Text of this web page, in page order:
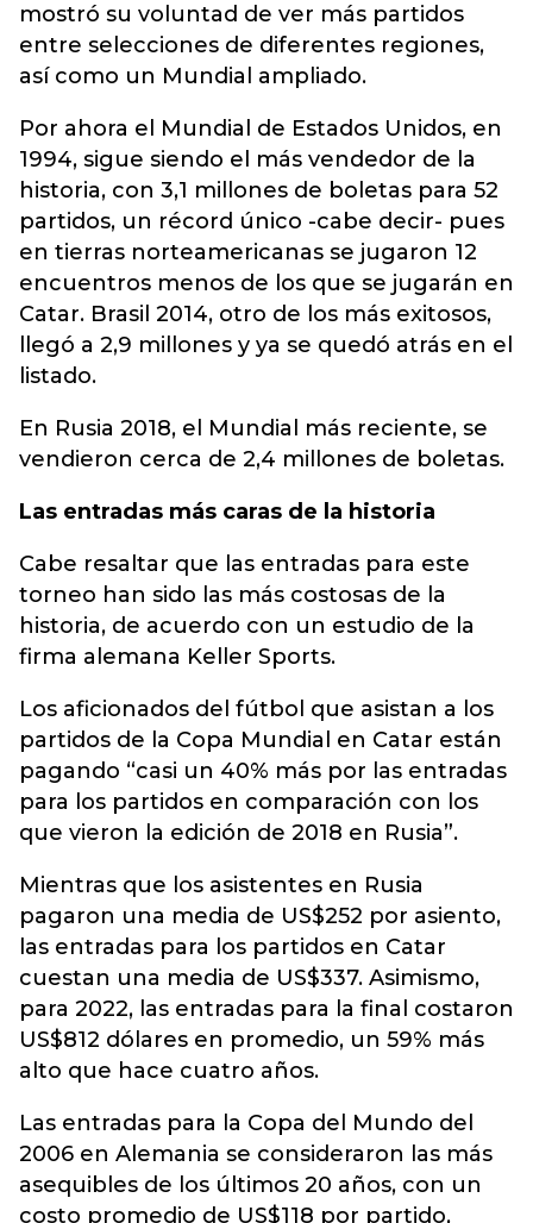
mostró su voluntad de ver más partidos
entre selecciones de diferentes regiones,
así como un Mundial ampliado.
Por ahora el Mundial de Estados Unidos, en
1994, sigue siendo el más vendedor de la
historia, con 3,1 millones de boletas para 52
partidos, un récord único -cabe decir- pues
en tierras norteamericanas se jugaron 12
encuentros menos de los que se jugarán en
Catar. Brasil 2014, otro de los más exitosos,
llegó a 2,9 millones y ya se quedó atrás en el
listado.
En Rusia 2018, el Mundial más reciente, se
vendieron cerca de 2,4 millones de boletas.
Las entradas más caras de la historia
Cabe resaltar que las entradas para este
torneo han sido las más costosas de la
historia, de acuerdo con un estudio de la
firma alemana Keller Sports.
Los aficionados del fútbol que asistan a los
partidos de la Copa Mundial en Catar están
pagando “casi un 40% más por las entradas
para los partidos en comparación con los
que vieron la edición de 2018 en Rusia”.
Mientras que los asistentes en Rusia
pagaron una media de US$252 por asiento,
las entradas para los partidos en Catar
cuestan una media de US$337. Asimismo,
para 2022, las entradas para la final costaron
US$812 dólares en promedio, un 59% más
alto que hace cuatro años.
Las entradas para la Copa del Mundo del
2006 en Alemania se consideraron las más
asequibles de los últimos 20 años, con un
costo promedio de US$118 por partido,